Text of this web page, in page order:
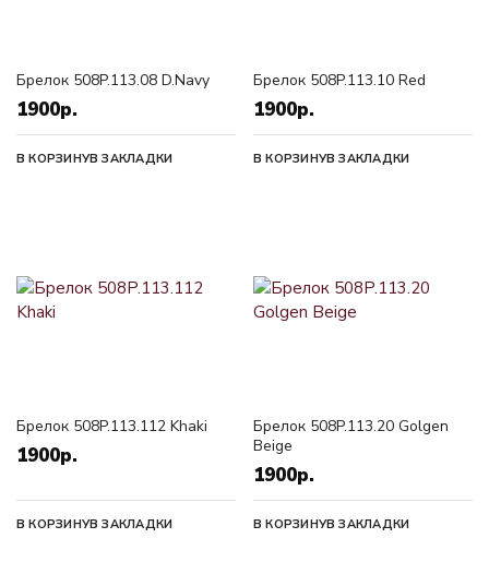
Брелок 508P.113.08 D.Navy
1900р.
В КОРЗИНУВ ЗАКЛАДКИ
Брелок 508P.113.10 Red
1900р.
В КОРЗИНУВ ЗАКЛАДКИ
Брелок 508P.113.112 Khaki
1900р.
В КОРЗИНУВ ЗАКЛАДКИ
Брелок 508P.113.20 Golgen
Beige
1900р.
В КОРЗИНУВ ЗАКЛАДКИ